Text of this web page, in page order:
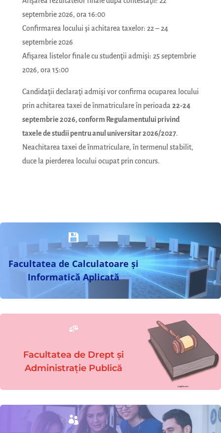
septembrie 2026, ora 16:00
Confirmarea locului şi achitarea taxelor: 22 – 24
septembrie 2026
Afişarea listelor finale cu studenţii admişi: 25 septembrie
2026, ora 15:00
Candidaţii declaraţi admişi vor confirma ocuparea locului
prin achitarea taxei de înmatriculare în perioada 22-24
septembrie 2026, conform Regulamentului privind
taxele de studii pentru anul universitar 2026/2027.
Neachitarea taxei de înmatriculare, în termenul stabilit,
duce la pierderea locului ocupat prin concurs.

Facultatea de Calculatoare și
Informatică Aplicată

Facultatea de Drept și
Administrație Publică
